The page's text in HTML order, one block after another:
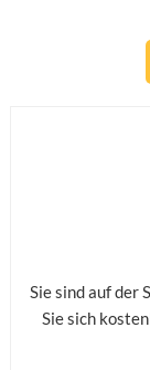
Sie sind auf der
Sie sich